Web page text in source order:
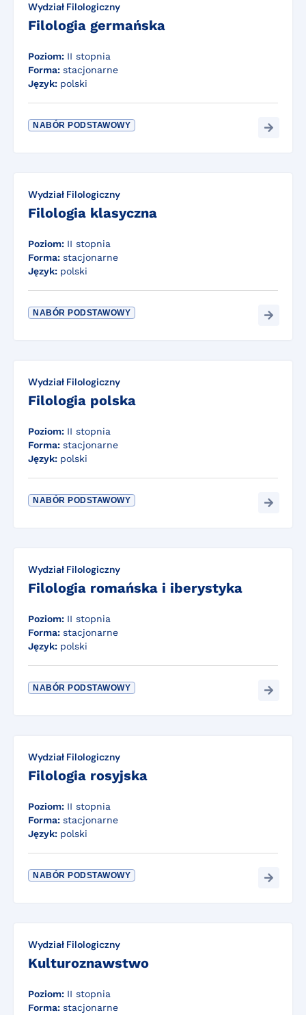
Wydział Filologiczny
Filologia germańska
Poziom: II stopnia
Forma: stacjonarne
Język: polski
NABÓR PODSTAWOWY
Wydział Filologiczny
Filologia klasyczna
Poziom: II stopnia
Forma: stacjonarne
Język: polski
NABÓR PODSTAWOWY
Wydział Filologiczny
Filologia polska
Poziom: II stopnia
Forma: stacjonarne
Język: polski
NABÓR PODSTAWOWY
Wydział Filologiczny
Filologia romańska i iberystyka
Poziom: II stopnia
Forma: stacjonarne
Język: polski
NABÓR PODSTAWOWY
Wydział Filologiczny
Filologia rosyjska
Poziom: II stopnia
Forma: stacjonarne
Język: polski
NABÓR PODSTAWOWY
Wydział Filologiczny
Kulturoznawstwo
Poziom: II stopnia
Forma: stacjonarne